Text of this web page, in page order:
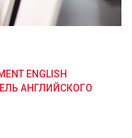
ENGLISH
АНГЛИЙСКОГО